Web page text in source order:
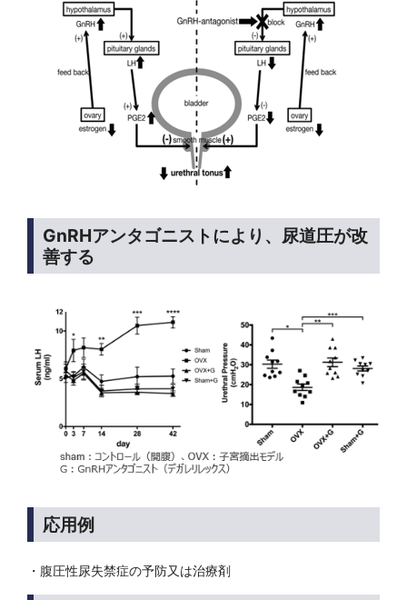
GnRHアンタゴニストにより、尿道圧が改
善する
応用例
・腹圧性尿失禁症の予防又は治療剤